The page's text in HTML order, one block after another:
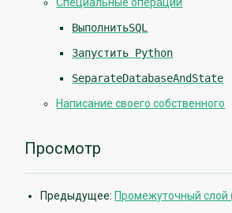
ВыполнитьSQL
Запустить Python
SeparateDatabaseAndState
Написание своего собственного
Просмотр
Предыдущее: Промежуточный слой